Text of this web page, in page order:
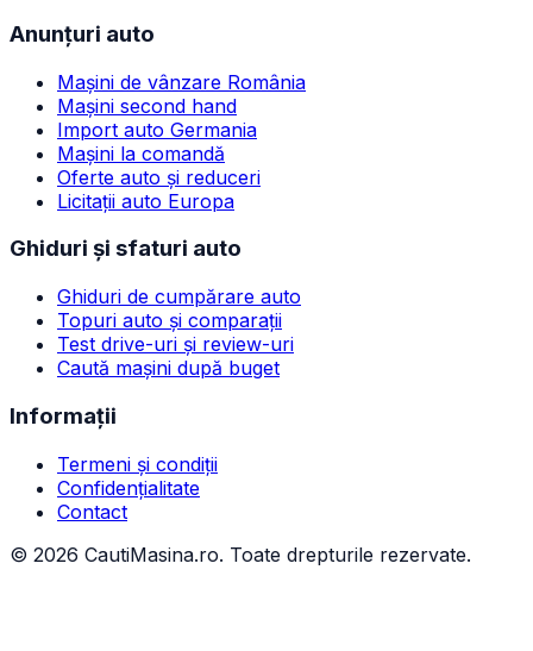
Anunțuri auto
Mașini de vânzare România
Mașini second hand
Import auto Germania
Mașini la comandă
Oferte auto și reduceri
Licitații auto Europa
Ghiduri și sfaturi auto
Ghiduri de cumpărare auto
Topuri auto și comparații
Test drive-uri și review-uri
Caută mașini după buget
Informații
Termeni și condiții
Confidențialitate
Contact
© 2026 CautiMasina.ro. Toate drepturile rezervate.